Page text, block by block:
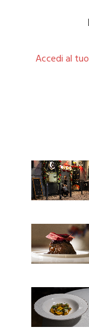
Accedi al